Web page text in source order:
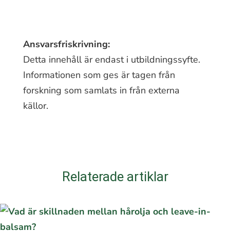
Ansvarsfriskrivning:
Detta innehåll är endast i utbildningssyfte.
Informationen som ges är tagen från
forskning som samlats in från externa
källor.
Relaterade artiklar